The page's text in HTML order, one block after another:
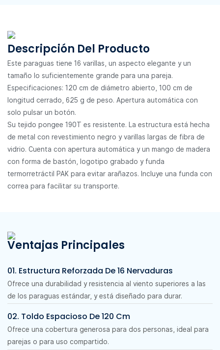
Descripción Del Producto
Este paraguas tiene 16 varillas, un aspecto elegante y un
tamaño lo suficientemente grande para una pareja.
Especificaciones: 120 cm de diámetro abierto, 100 cm de
longitud cerrado, 625 g de peso. Apertura automática con
solo pulsar un botón.
Su tejido pongee 190T es resistente. La estructura está hecha
de metal con revestimiento negro y varillas largas de fibra de
vidrio. Cuenta con apertura automática y un mango de madera
con forma de bastón, logotipo grabado y funda
termorretráctil PAK para evitar arañazos. Incluye una funda con
correa para facilitar su transporte.
Ventajas Principales
01. Estructura Reforzada De 16 Nervaduras
Ofrece una durabilidad y resistencia al viento superiores a las
de los paraguas estándar, y está diseñado para durar.
02. Toldo Espacioso De 120 Cm
Ofrece una cobertura generosa para dos personas, ideal para
parejas o para uso compartido.